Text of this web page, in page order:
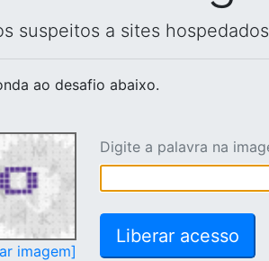
suspeitos a sites
ao desafio abaixo.
imagem]
Digite a palavra na